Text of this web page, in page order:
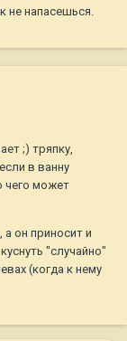
не напасешься.
;) тряпку,
в ванну
чего может
он приносит и
"случайно"
(когда к нему